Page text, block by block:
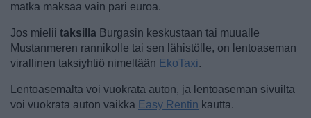
matka maksaa vain pari euroa.
Jos mielii taksilla Burgasin keskustaan tai muualle
Mustanmeren rannikolle tai sen lähistölle, on lentoaseman
virallinen taksiyhtiö nimeltään EkoTaxi.
Lentoasemalta voi vuokrata auton, ja lentoaseman sivuilta
voi vuokrata auton vaikka Easy Rentin kautta.